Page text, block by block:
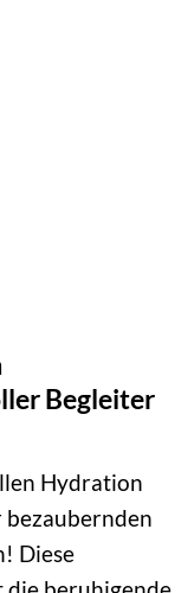
Begleiter
Hydration
bezaubernden
Diese